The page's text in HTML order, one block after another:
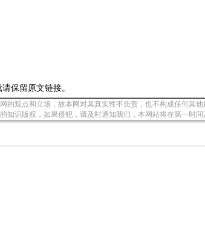
保留原文链接。
的观点和立场，故本网对其真实性不负责，也不构成任何其
识版权，如果侵犯，请及时通知我们，本网站将在第一时间